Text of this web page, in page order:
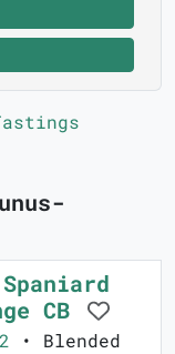
CB
• Blended